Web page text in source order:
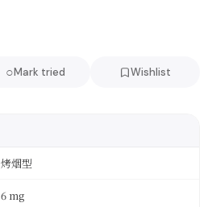
○Mark tried Wishlist
烤烟型
6 mg